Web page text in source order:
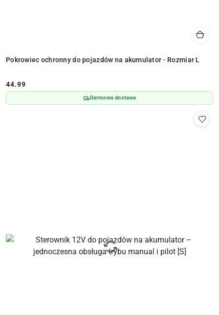
Pokrowiec ochronny do pojazdów na akumulator - Rozmiar L
Cena:
44.99
Darmowa dostawa